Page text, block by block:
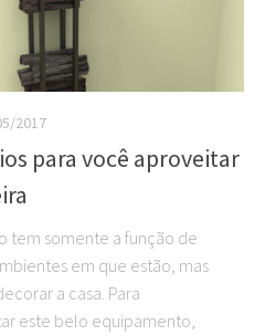
2017
para você aproveitar
tem somente a função de
em que estão, mas
a casa. Para
este belo equipamento,